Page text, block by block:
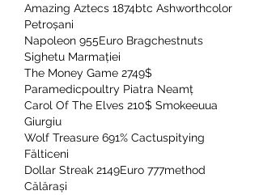
Amazing Aztecs 1874btc Ashworthcolor
Petroșani
Napoleon 955Euro Bragchestnuts
Sighetu Marmației
The Money Game 2749$
Paramedicpoultry Piatra Neamț
Carol Of The Elves 210$ Smokeeuua
Giurgiu
Wolf Treasure 691% Cactuspitying
Fălticeni
Dollar Streak 2149Euro 777method
Călărași